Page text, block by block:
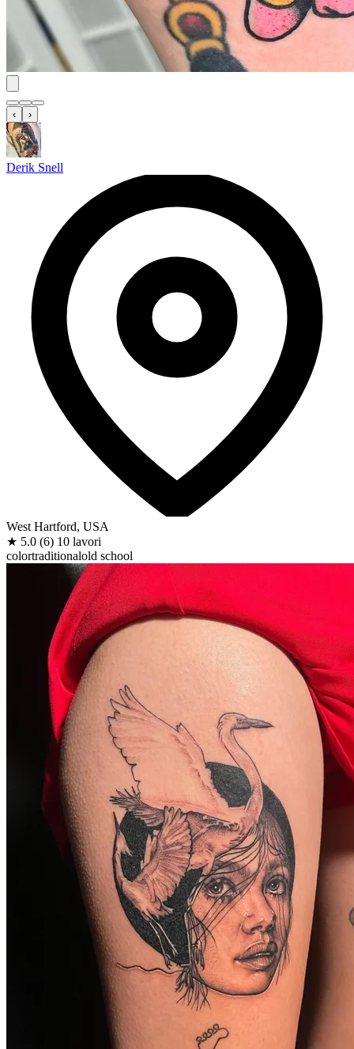
‹ ›
Derik Snell
West Hartford, USA
★ 5.0 (6) 10 lavori
colortraditionalold school